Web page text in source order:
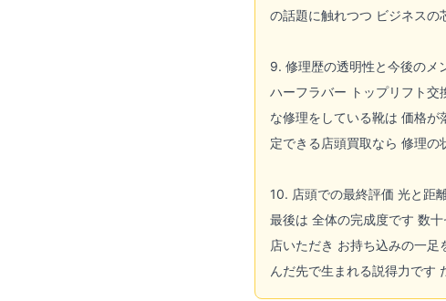
の話題に触れつつ ビジネスの
9. 修理歴の透明性と今後のメ
ハーフラバー トップリフト交
な修理をしている靴は 価格
定できる店頭買取なら 修理
10. 店頭での最終評価 光と距
最後は 全体の完成度です 数
店いただき お持ち込みの一
んだ先で生まれる説得力です